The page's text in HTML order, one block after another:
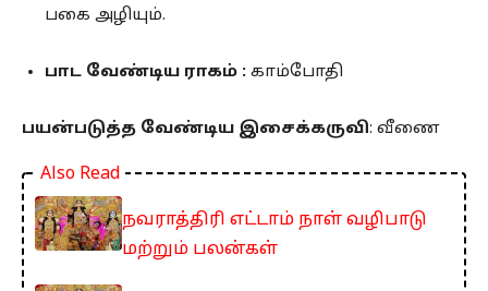
பகை அழியும்.
பாட வேண்டிய ராகம் : காம்போதி
பயன்படுத்த வேண்டிய இசைக்கருவி: வீணை
Also Read
நவராத்திரி எட்டாம் நாள் வழிபாடு
மற்றும் பலன்கள்